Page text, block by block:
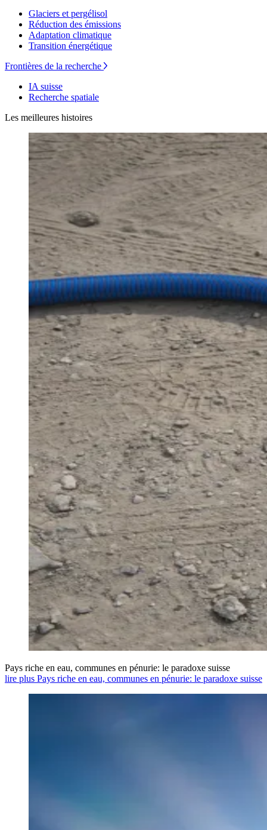
Glaciers et pergélisol
Réduction des émissions
Adaptation climatique
Transition énergétique
Frontières de la recherche
IA suisse
Recherche spatiale
Les meilleures histoires
Pays riche en eau, communes en pénurie: le paradoxe suisse
lire plus Pays riche en eau, communes en pénurie: le paradoxe suisse